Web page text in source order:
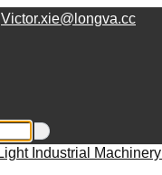
Victor.xie@longva.cc